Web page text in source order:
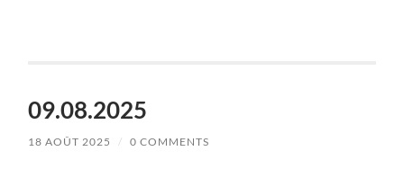
09.08.2025
18 AOÛT 2025 / 0 COMMENTS